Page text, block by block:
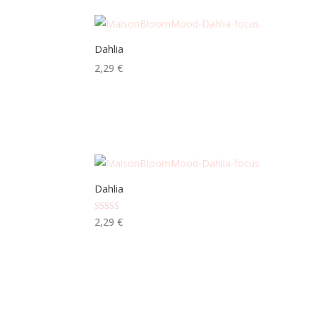
Dahlia
2,29€
Dahlia
Note
5.00
2,29€